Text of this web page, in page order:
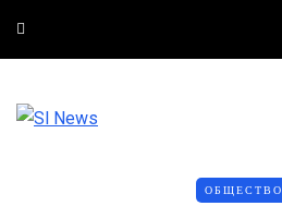
ОБЩЕСТВО